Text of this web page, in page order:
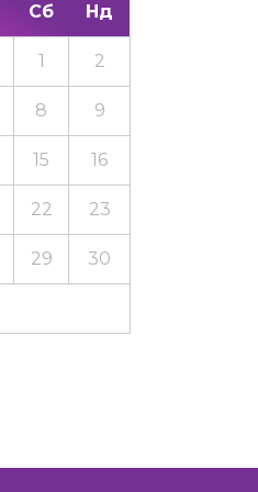
Сб Нд
1 2
8 9
15 16
22 23
29 30